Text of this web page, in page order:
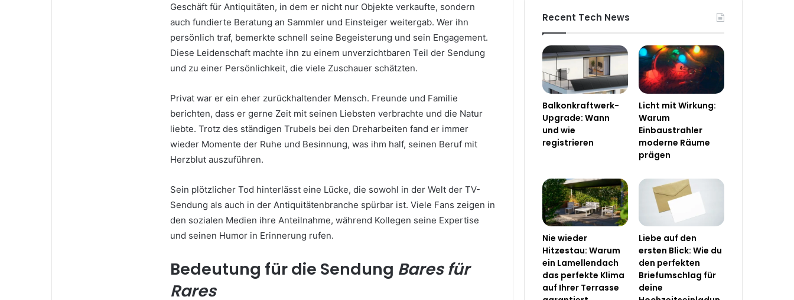
Geschäft für Antiquitäten, in dem er nicht nur Objekte verkaufte, sondern
auch fundierte Beratung an Sammler und Einsteiger weitergab. Wer ihn
persönlich traf, bemerkte schnell seine Begeisterung und sein Engagement.
Diese Leidenschaft machte ihn zu einem unverzichtbaren Teil der Sendung
und zu einer Persönlichkeit, die viele Zuschauer schätzten.
Privat war er ein eher zurückhaltender Mensch. Freunde und Familie
berichten, dass er gerne Zeit mit seinen Liebsten verbrachte und die Natur
liebte. Trotz des ständigen Trubels bei den Dreharbeiten fand er immer
wieder Momente der Ruhe und Besinnung, was ihm half, seinen Beruf mit
Herzblut auszuführen.
Sein plötzlicher Tod hinterlässt eine Lücke, die sowohl in der Welt der TV-
Sendung als auch in der Antiquitätenbranche spürbar ist. Viele Fans zeigen in
den sozialen Medien ihre Anteilnahme, während Kollegen seine Expertise
und seinen Humor in Erinnerung rufen.
Bedeutung für die Sendung Bares für
Rares
Recent Tech News
Balkonkraftwerk-
Upgrade: Wann
und wie
registrieren
Licht mit Wirkung:
Warum
Einbaustrahler
moderne Räume
prägen
Nie wieder
Hitzestau: Warum
ein Lamellendach
das perfekte Klima
auf Ihrer Terrasse
Liebe auf den
ersten Blick: Wie du
den perfekten
Briefumschlag für
deine